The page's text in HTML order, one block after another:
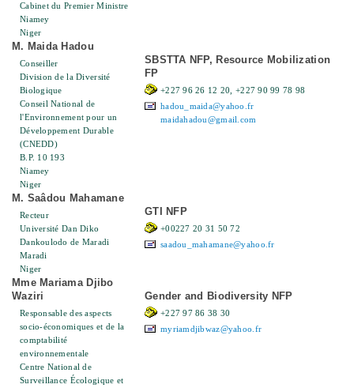
Cabinet du Premier Ministre
Niamey
Niger
M. Maida Hadou
Conseiller
Division de la Diversité
Biologique
Conseil National de
l'Environnement pour un
Développement Durable
(CNEDD)
B.P. 10 193
Niamey
Niger
SBSTTA NFP, Resource Mobilization
FP
+227 96 26 12 20, +227 90 99 78 98
hadou_maida@yahoo.fr
maidahadou@gmail.com
M. Saâdou Mahamane
Recteur
Université Dan Diko
Dankoulodo de Maradi
Maradi
Niger
GTI NFP
+00227 20 31 50 72
saadou_mahamane@yahoo.fr
Mme Mariama Djibo
Waziri
Responsable des aspects
socio-économiques et de la
comptabilité
environnementale
Centre National de
Surveillance Écologique et
Gender and Biodiversity NFP
+227 97 86 38 30
myriamdjibwaz@yahoo.fr